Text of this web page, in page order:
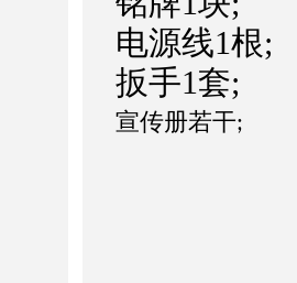
电源线1根;
扳手1套;
宣传册若干;